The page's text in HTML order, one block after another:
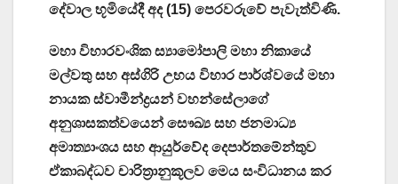
දේවාල භූමියේදී අද (15) පෙරවරුවේ පැවැත්විණි.
මහා විහාරවංශික ස්‍යාමෝපාලි මහා නිකායේ
මල්වතු සහ අස්ගිරි උභය විහාර පාර්ශ්වයේ මහා
නායක ස්වාමීන්ද්‍රයන් වහන්සේලාගේ
අනුශාසකත්වයෙන් සෞඛ්‍ය සහ ජනමාධ්‍ය
අමාත්‍යාංශය සහ ආයුර්වේද දෙපාර්තමේන්තුව
ඒකාබද්ධව චාරිත්‍රානුකූලව මෙය සංවිධානය කර